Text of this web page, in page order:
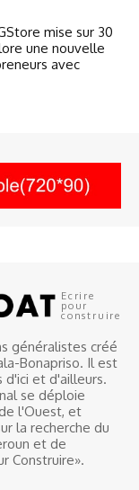
mise sur 30
une nouvelle
avec
Ecrire
pour
construire
généralistes créé
Bonapriso. Il est
d'ici et d'ailleurs.
se déploie
l'Ouest, et
la recherche du
et de
Construire».